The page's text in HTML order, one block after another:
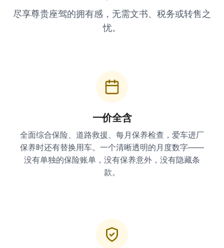
尽享尊贵座驾的拥有感，无需文书、税务或转售之
忧。
一价全含
全面综合保险、道路救援、每月保养检查，爱车进厂
保养时还有替换用车。一个清晰透明的月度数字——
没有单独的保险账单，没有保养意外，没有隐藏条
款。